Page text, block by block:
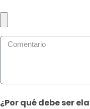
¿Por qué debe ser